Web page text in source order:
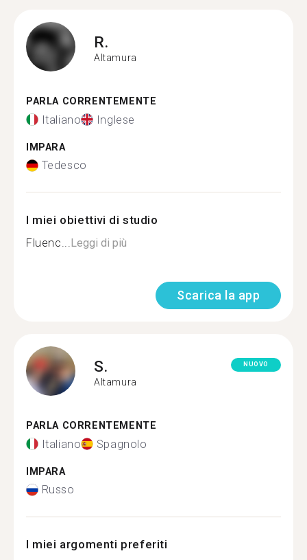
R.
Altamura
PARLA CORRENTEMENTE
Italiano Inglese
IMPARA
Tedesco
I miei obiettivi di studio
Fluenc...Leggi di più
Scarica la app
S.
Altamura
NUOVO
PARLA CORRENTEMENTE
Italiano Spagnolo
IMPARA
Russo
I miei argomenti preferiti